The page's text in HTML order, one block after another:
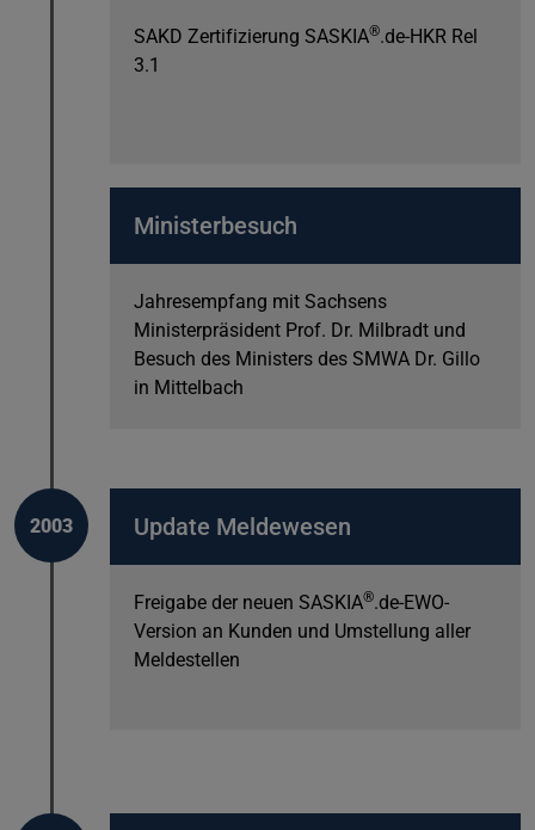
SAKD Zertifizierung SASKIA®.de-HKR Rel
3.1
Ministerbesuch
Jahresempfang mit Sachsens
Ministerpräsident Prof. Dr. Milbradt und
Besuch des Ministers des SMWA Dr. Gillo
in Mittelbach
Update Meldewesen
Freigabe der neuen SASKIA®.de-EWO-
Version an Kunden und Umstellung aller
Meldestellen
2003